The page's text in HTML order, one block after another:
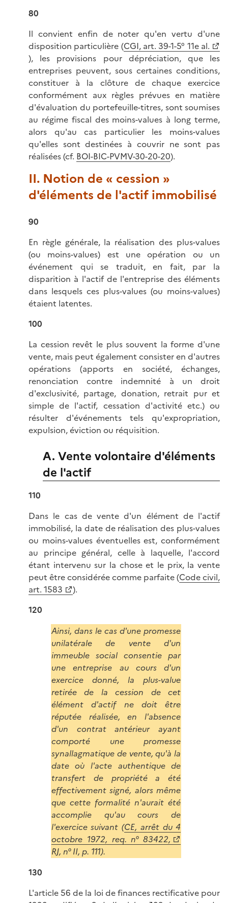
80
Il convient enfin de noter qu'en vertu d'une
disposition particulière (CGI, art. 39-1-5° 11e al.
), les provisions pour dépréciation, que les
entreprises peuvent, sous certaines conditions,
constituer à la clôture de chaque exercice
conformément aux règles prévues en matière
d'évaluation du portefeuille-titres, sont soumises
au régime fiscal des moins-values à long terme,
alors qu'au cas particulier les moins-values
qu'elles sont destinées à couvrir ne sont pas
réalisées (cf. BOI-BIC-PVMV-30-20-20).
II. Notion de « cession »
d'éléments de l'actif immobilisé
90
En règle générale, la réalisation des plus-values
(ou moins-values) est une opération ou un
événement qui se traduit, en fait, par la
disparition à l'actif de l'entreprise des éléments
dans lesquels ces plus-values (ou moins-values)
étaient latentes.
100
La cession revêt le plus souvent la forme d'une
vente, mais peut également consister en d'autres
opérations (apports en société, échanges,
renonciation contre indemnité à un droit
d'exclusivité, partage, donation, retrait pur et
simple de l'actif, cessation d'activité etc.) ou
résulter d'événements tels qu'expropriation,
expulsion, éviction ou réquisition.
A. Vente volontaire d'éléments
de l'actif
110
Dans le cas de vente d'un élément de l'actif
immobilisé, la date de réalisation des plus-values
ou moins-values éventuelles est, conformément
au principe général, celle à laquelle, l'accord
étant intervenu sur la chose et le prix, la vente
peut être considérée comme parfaite (Code civil,
art. 1583
).
120
Ainsi, dans le cas d'une promesse
unilatérale de vente d'un
immeuble social consentie par
une entreprise au cours d'un
exercice donné, la plus-value
retirée de la cession de cet
élément d'actif ne doit être
réputée réalisée, en l'absence
d'un contrat antérieur ayant
comporté une promesse
synallagmatique de vente, qu'à la
date où l'acte authentique de
transfert de propriété a été
effectivement signé, alors même
que cette formalité n'aurait été
accomplie qu'au cours de
l'exercice suivant (CE, arrêt du 4
octobre 1972, req. n° 83422,
RJ, n° II, p. 111).
130
L'article 56 de la loi de finances rectificative pour